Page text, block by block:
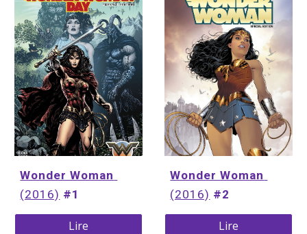
Wonder Woman
(2016) #1
Lire
Wonder Woman
(2016) #2
Lire